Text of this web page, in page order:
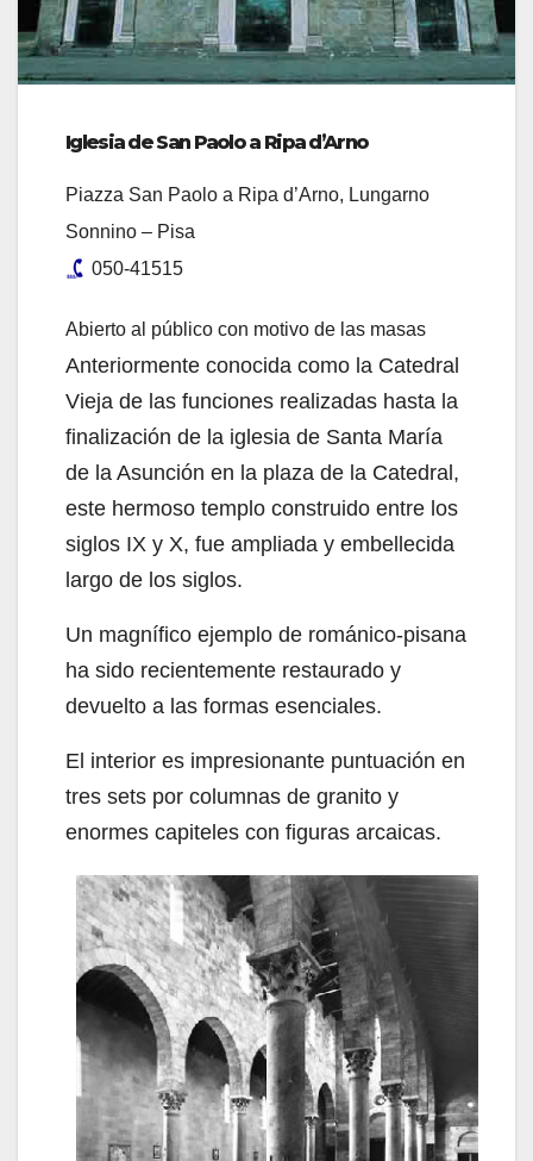
Iglesia de San Paolo a Ripa d’Arno
Piazza San Paolo a Ripa d’Arno, Lungarno
Sonnino – Pisa
050-41515
Abierto al público con motivo de las masas
Anteriormente conocida como la Catedral
Vieja de las funciones realizadas hasta la
finalización de la iglesia de Santa María
de la Asunción en la plaza de la Catedral,
este hermoso templo construido entre los
siglos IX y X, fue ampliada y embellecida
largo de los siglos.
Un magnífico ejemplo de románico-pisana
ha sido recientemente restaurado y
devuelto a las formas esenciales.
El interior es impresionante puntuación en
tres sets por columnas de granito y
enormes capiteles con figuras arcaicas.